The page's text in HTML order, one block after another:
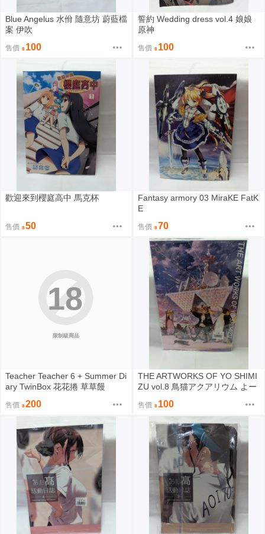
Blue Angelus 水佾 隨意坊 蔚藍檔
案 伊吹
售價 100
誓約 Wedding dress vol.4 娘娘
原神
售價 100
歡迎來到櫻庭高中 馬克杯
售價 50
Fantasy armory 03 MiraKE FatK
E
售價 70
限制級商品
18
Teacher Teacher 6 + Summer Di
ary TwinBox 花花捲 草草饅
售價 200
THE ARTWORKS OF YO SHIMI
ZU vol.8 鳥猫アクアリウム よー
售價 100